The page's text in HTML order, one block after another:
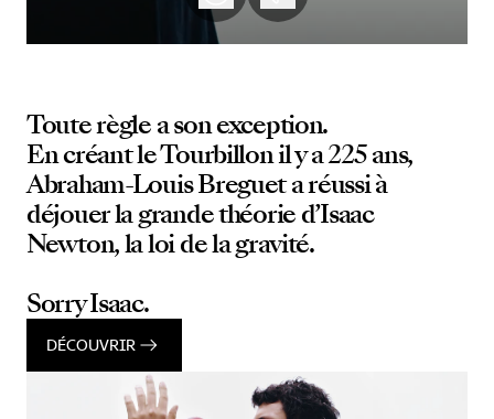
Toute règle a son exception.
En créant le Tourbillon il y a 225 ans,
Abraham-Louis Breguet a réussi à
déjouer la grande théorie d’Isaac
Newton, la loi de la gravité.
Sorry Isaac.
DÉCOUVRIR